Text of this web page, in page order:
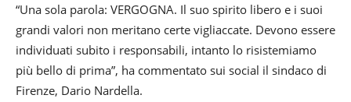
“Una sola parola: VERGOGNA. Il suo spirito libero e i suoi
grandi valori non meritano certe vigliaccate. Devono essere
individuati subito i responsabili, intanto lo risistemiamo
più bello di prima”, ha commentato sui social il sindaco di
Firenze, Dario Nardella.